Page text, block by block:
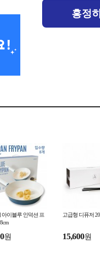
흥정
아이블루 인덕션 프
원
고급형 디퓨저
15,600원